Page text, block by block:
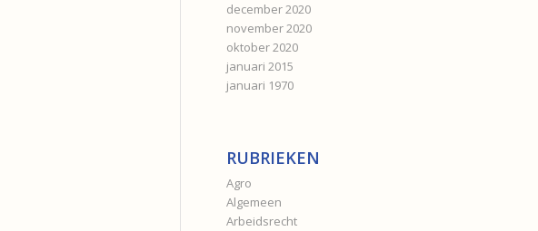
december 2020
november 2020
oktober 2020
januari 2015
januari 1970
RUBRIEKEN
Agro
Algemeen
Arbeidsrecht